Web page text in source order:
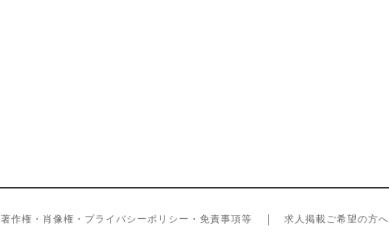
著作権・肖像権・プライバシーポリシー・免責事項等 求人掲載ご希望の方へ